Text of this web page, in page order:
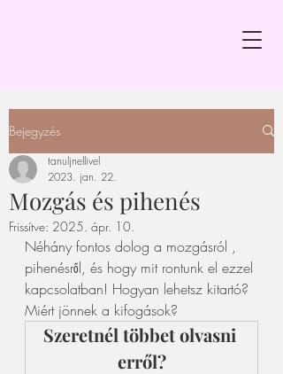
Bejegyzés
Mozgás és pihenés
tanuljnellivel
2023. jan. 22.
Frissítve: 2025. ápr. 10.
Néhány fontos dolog a mozgásról ,
pihenésről, és hogy mit rontunk el ezzel
kapcsolatban! Hogyan lehetsz kitartó?
Miért jönnek a kifogások?
Szeretnél többet olvasni
erről?